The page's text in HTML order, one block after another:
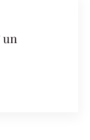
UN PROBLEMA